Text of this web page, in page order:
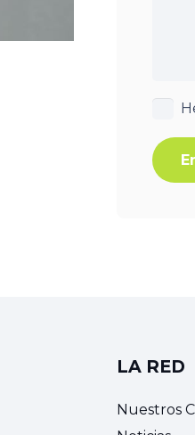
LA RED
Nuestros